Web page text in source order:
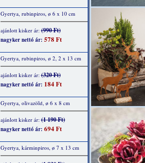
Gyertya, rubinpiros, ø 6 x 10 cm
ajánlott kisker ár:(990 Ft)
nagyker nettó ár: 578 Ft
Gyertya, rubinpiros, ø 2, 2 x 13 cm
ajánlott kisker ár:(320 Ft)
nagyker nettó ár: 184 Ft
Gyertya, olivazöld, ø 6 x 8 cm
ajánlott kisker ár:(1 190 Ft)
nagyker nettó ár: 694 Ft
Gyertya, kárminpiros, ø 7 x 13 cm